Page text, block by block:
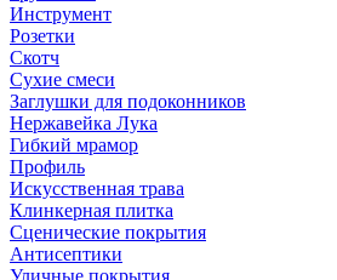
Инструмент
Розетки
Скотч
Сухие смеси
Заглушки для подоконников
Нержавейка Лука
Гибкий мрамор
Профиль
Искусственная трава
Клинкерная плитка
Сценические покрытия
Антисептики
Уличные покрытия